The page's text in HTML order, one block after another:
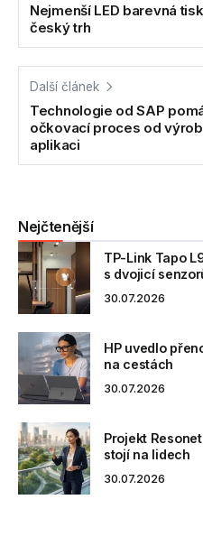
Nejmenší LED barevná
český trh
Další článek
Technologie od SAP
očkovací proces od
aplikaci
Nejčtenější
TP-Link Tapo
s dvojicí
30.07.2026
HP uvedlo
na cestách
30.07.2026
Projekt
stojí na lidech
30.07.2026